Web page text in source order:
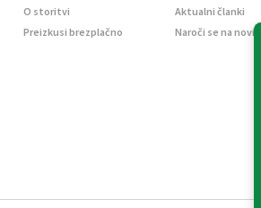
O storitvi
Preizkusi brezplačno
Aktualni članki
Naroči se na novice